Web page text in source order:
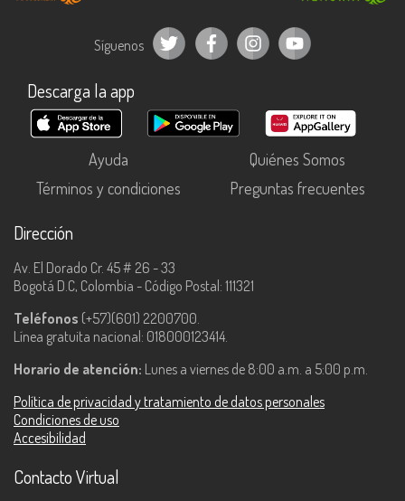
Síguenos
Descarga la app
Ayuda
Quiénes Somos
Términos y condiciones
Preguntas frecuentes
Dirección
Av. El Dorado Cr. 45 # 26 - 33
Bogotá D.C, Colombia - Código Postal: 111321
Teléfonos (+57)(601) 2200700.
Línea gratuita nacional: 018000123414.
Horario de atención: Lunes a viernes de 8:00 a.m. a 5:00 p.m.
Política de privacidad y tratamiento de datos personales
Condiciones de uso
Accesibilidad
Contacto Virtual